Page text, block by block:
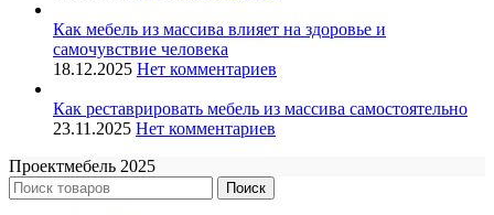
Как мебель из массива влияет на здоровье и
самочувствие человека
18.12.2025 Нет комментариев
Как реставрировать мебель из массива самостоятельно
23.11.2025 Нет комментариев
Проектмебель 2025
Поиск